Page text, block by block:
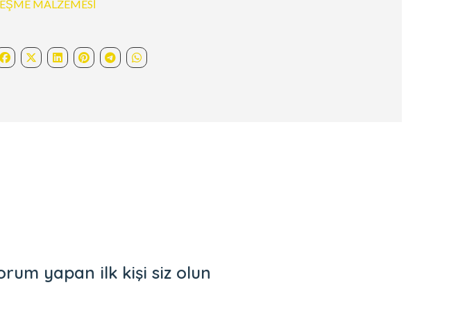
MALZEMESİ
yapan ilk kişi siz olun